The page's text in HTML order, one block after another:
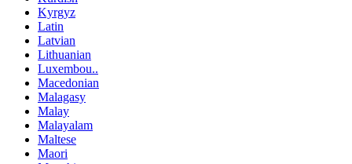
Kyrgyz
Latin
Latvian
Lithuanian
Luxembou..
Macedonian
Malagasy
Malay
Malayalam
Maltese
Maori